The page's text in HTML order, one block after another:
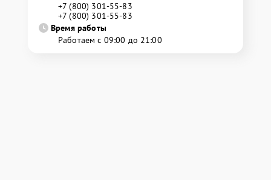
+7 (800) 301-55-83
+7 (800) 301-55-83
Время работы
Работаем с 09:00 до 21:00